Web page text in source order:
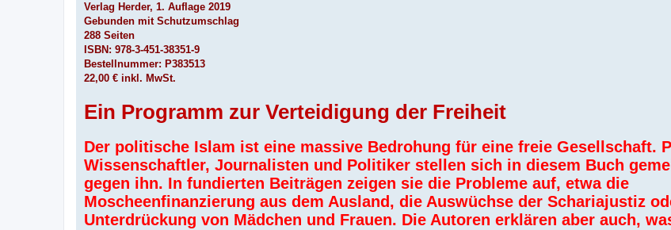
Verlag Herder, 1. Auflage 2019
Gebunden mit Schutzumschlag
288 Seiten
ISBN: 978-3-451-38351-9
Bestellnummer: P383513
22,00 € inkl. MwSt.
Ein Programm zur Verteidigung der Freiheit
Der politische Islam ist eine massive Bedrohung für eine freie Gesellschaft.
Wissenschaftler, Journalisten und Politiker stellen sich in diesem Buch
gegen ihn. In fundierten Beiträgen zeigen sie die Probleme auf, etwa die
Moscheenfinanzierung aus dem Ausland, die Auswüchse der Schariajustiz
Unterdrückung von Mädchen und Frauen. Die Autoren erklären aber auch,